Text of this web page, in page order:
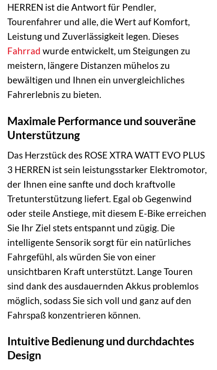
HERREN ist die Antwort für Pendler,
Tourenfahrer und alle, die Wert auf Komfort,
Leistung und Zuverlässigkeit legen. Dieses
Fahrrad wurde entwickelt, um Steigungen zu
meistern, längere Distanzen mühelos zu
bewältigen und Ihnen ein unvergleichliches
Fahrerlebnis zu bieten.
Maximale Performance und souveräne
Unterstützung
Das Herzstück des ROSE XTRA WATT EVO PLUS
3 HERREN ist sein leistungsstarker Elektromotor,
der Ihnen eine sanfte und doch kraftvolle
Tretunterstützung liefert. Egal ob Gegenwind
oder steile Anstiege, mit diesem E-Bike erreichen
Sie Ihr Ziel stets entspannt und zügig. Die
intelligente Sensorik sorgt für ein natürliches
Fahrgefühl, als würden Sie von einer
unsichtbaren Kraft unterstützt. Lange Touren
sind dank des ausdauernden Akkus problemlos
möglich, sodass Sie sich voll und ganz auf den
Fahrspaß konzentrieren können.
Intuitive Bedienung und durchdachtes
Design